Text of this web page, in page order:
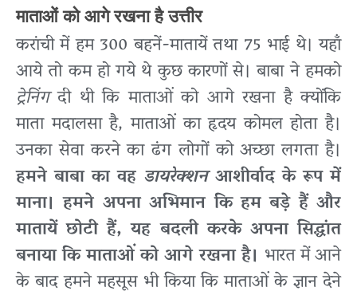
माताओं को आगे रखना है उत्तीर
करांची में हम 300 बहनें-मातायें तथा 75 भाई थे। यहाँ
आये तो कम हो गये थे कुछ कारणों से। बाबा ने हमको
ट्रेनिंगदी थी कि माताओं को आगे रखना है क्योंकि
माता मदालसा है, माताओं का हृदय कोमल होता है।
उनका सेवा करने का ढंग लोगों को अच्छा लगता है।
हमने बाबा का वह डायरेक्शनआशीर्वाद के रूप में
माना। हमने अपना अभिमान कि हम बड़े हैं और
मातायें छोटी हैं, यह बदली करके अपना सिद्धांत
बनाया कि माताओं को आगे रखना है। भारत में आने
के बाद हमने महसूस भी किया कि माताओं के ज्ञान देने